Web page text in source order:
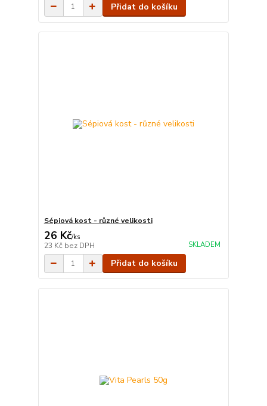
Přidat do košíku
Sépiová kost - různé velikosti
26 Kč/ks
23 Kč bez DPH SKLADEM
Přidat do košíku